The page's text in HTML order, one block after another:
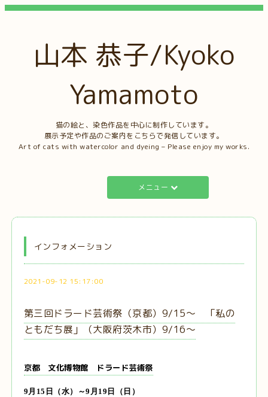
山本 恭子/Kyoko
Yamamoto
猫の絵と、染色作品を中心に制作しています。
展示予定や作品のご案内をこちらで発信しています。
Art of cats with watercolor and dyeing – Please enjoy my works.
メニュー
インフォメーション
2021-09-12 15:17:00
第三回ドラード芸術祭（京都）9/15～ 「私の
ともだち展」（大阪府茨木市）9/16～
京都 文化博物館 ドラード芸術祭
9月15日（水）～9月19日（日）